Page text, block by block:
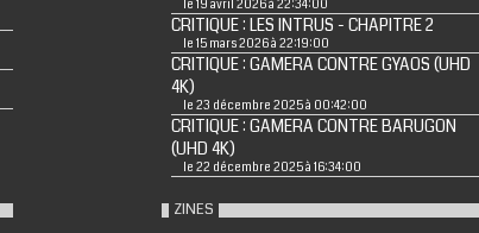
le 19 avril 2026 à 22:34:00
CRITIQUE : LES INTRUS - CHAPITRE 2
le 15 mars 2026 à 22:19:00
CRITIQUE : GAMERA CONTRE GYAOS (UHD
4K)
le 23 décembre 2025 à 00:42:00
CRITIQUE : GAMERA CONTRE BARUGON
(UHD 4K)
le 22 décembre 2025 à 16:34:00
ZINES